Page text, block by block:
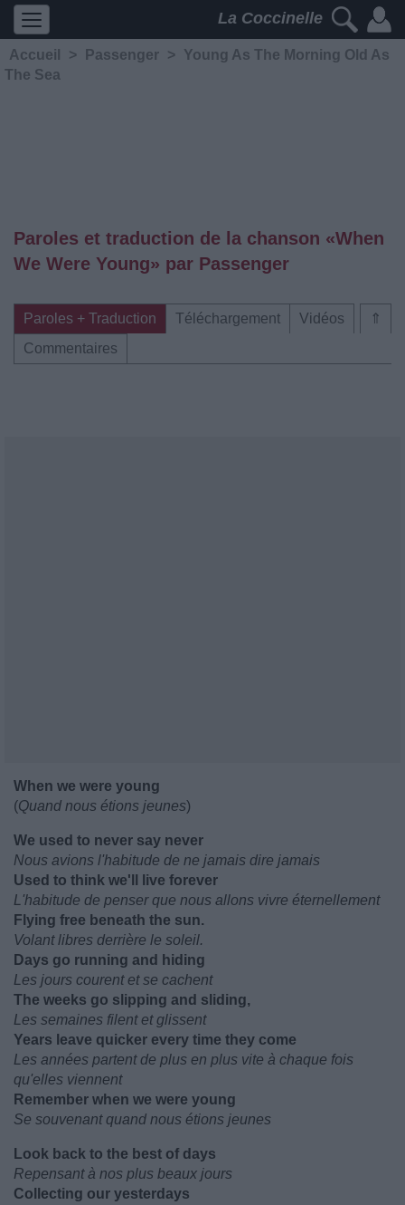
La Coccinelle
Accueil > Passenger >
Young As The Morning Old As
The Sea
Paroles et traduction de la chanson «When
We Were Young» par Passenger
⇑
Paroles + Traduction Téléchargement
Vidéos
Commentaires
When we were young
(Quand nous étions jeunes)
We used to never say never
Nous avions l'habitude de ne jamais dire jamais
Used to think we'll live forever
L'habitude de penser que nous allons vivre éternellement
Flying free beneath the sun.
Volant libres derrière le soleil.
Days go running and hiding
Les jours courent et se cachent
The weeks go slipping and sliding,
Les semaines filent et glissent
Years leave quicker every time they come
Les années partent de plus en plus vite à chaque fois
qu'elles viennent
Remember when we were young
Se souvenant quand nous étions jeunes
Look back to the best of days
Repensant à nos plus beaux jours
Collecting our yesterdays